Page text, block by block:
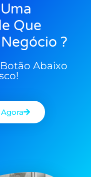
Que
?
Abaixo